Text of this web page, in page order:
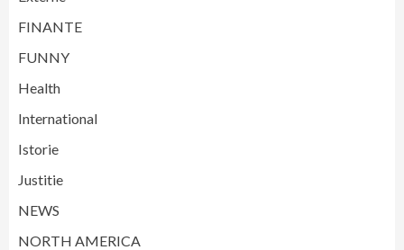
FINANTE
FUNNY
Health
International
Istorie
Justitie
NEWS
NORTH AMERICA